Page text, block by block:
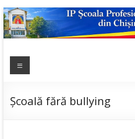
Skip
to
content
NR.6
scoala
nr.6; școală
profesională;
Meniu
Școală fără bullying